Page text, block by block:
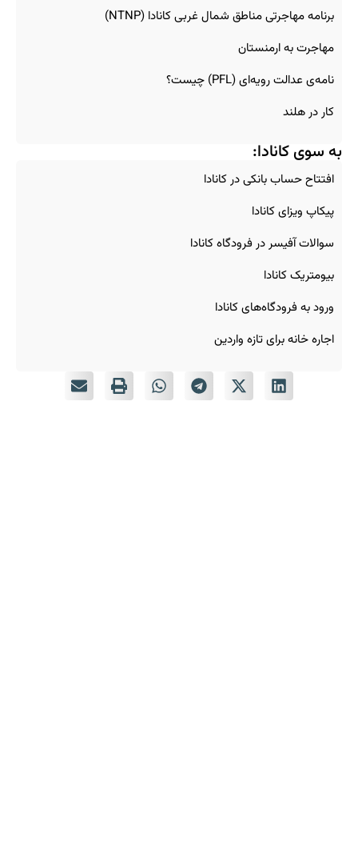
برنامه مهاجرتی مناطق شمال غربی کانادا (NTNP)
مهاجرت به ارمنستان
نامه‌ی عدالت رویه‌ای (PFL) چیست؟
کار در هلند
به سوی کانادا:
افتتاح حساب بانکی در کانادا
پیکاپ ویزای کانادا
سوالات آفیسر در فرودگاه کانادا
بیومتریک کانادا
ورود به فرودگاه‌های کانادا
اجاره خانه برای تازه‌ واردین